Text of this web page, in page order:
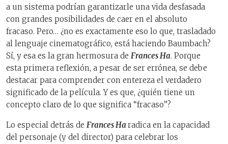
a un sistema podrían garantizarle una vida desfasada
con grandes posibilidades de caer en el absoluto
fracaso. Pero… ¿no es exactamente eso lo que, trasladado
al lenguaje cinematográfico, está haciendo Baumbach?
Sí, y esa es la gran hermosura de Frances Ha. Porque
esta primera reflexión, a pesar de ser errónea, se debe
destacar para comprender con entereza el verdadero
significado de la película. Y es que, ¿quién tiene un
concepto claro de lo que significa “fracaso”?
Lo especial detrás de Frances Ha radica en la capacidad
del personaje (y del director) para celebrar los